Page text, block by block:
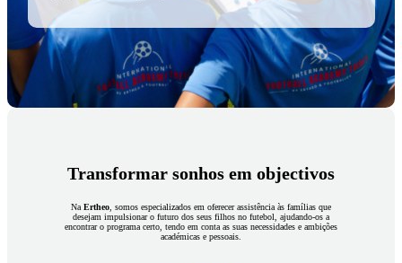
Transformar sonhos em objectivos
NaErtheo, somos especializados em oferecer assistência às famílias que
desejam impulsionar o futuro dos seus filhos no futebol, ajudando-os a
encontrar o programa certo, tendo em conta as suas necessidades e ambições
académicas e pessoais.